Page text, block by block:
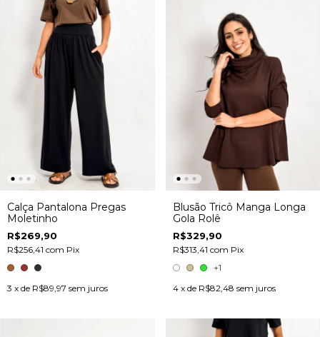
Calça Pantalona Pregas
Moletinho
R$269,90
R$256,41 com Pix
3 x de R$89,97 sem juros
Blusão Tricô Manga Longa
Gola Rolê
R$329,90
R$313,41 com Pix
+1
4 x de R$82,48 sem juros